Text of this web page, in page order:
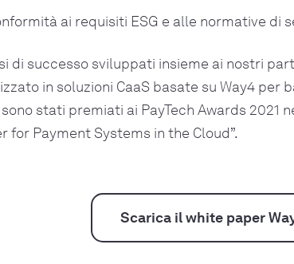
ai requisiti ESG e alle normative di
di successo sviluppati insieme ai nostri
in soluzioni CaaS basate su Way4 per
stati premiati ai PayTech Awards 2021
for Payment Systems in the Cloud”.
Scarica il white paper